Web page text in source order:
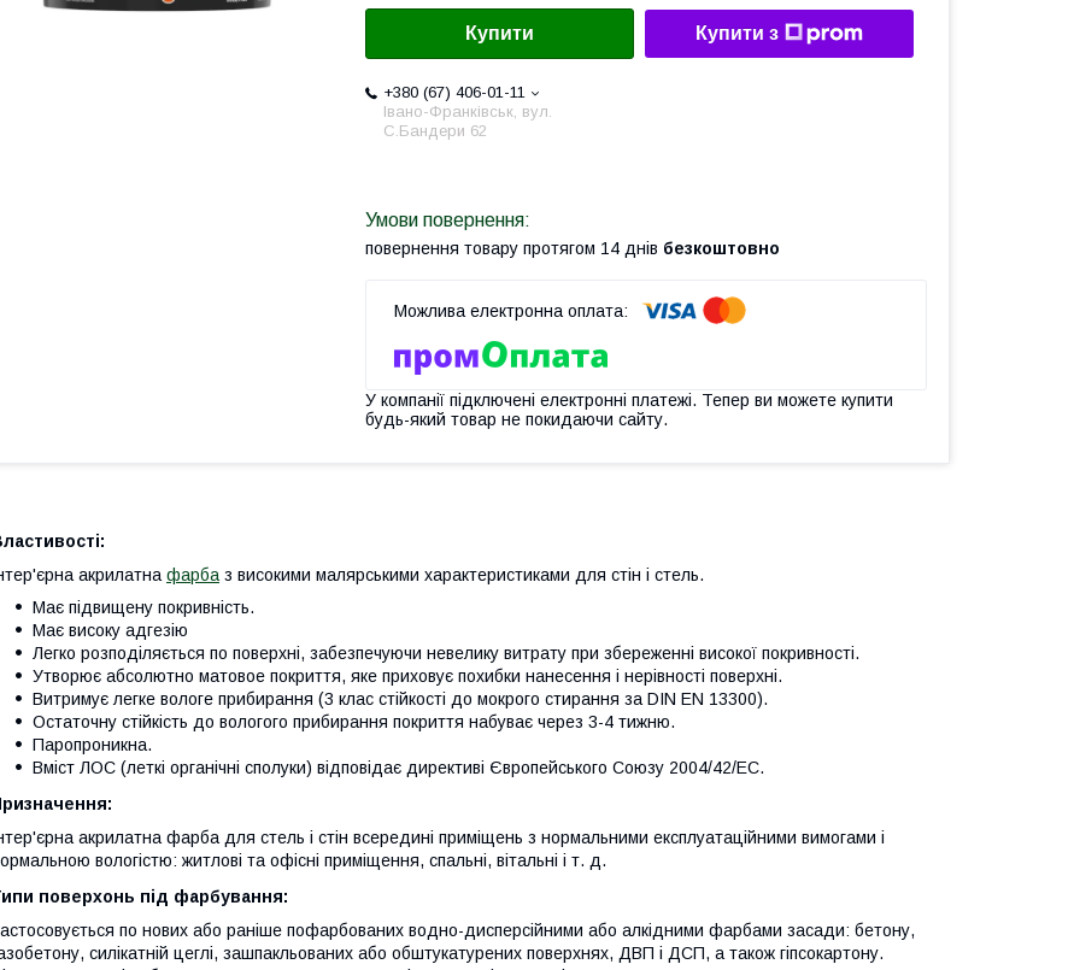
Купити Купити з
+380 (67) 406-01-11
Івано-Франківськ, вул.
С.Бандери 62
повернення товару протягом 14 днів безкоштовно
У компанії підключені електронні платежі. Тепер ви можете купити
будь-який товар не покидаючи сайту.
акрилатна фарба з високими малярськими характеристиками для стін і стель.
Має підвищену покривність.
Має високу адгезію
Легко розподіляється по поверхні, забезпечуючи невелику витрату при збереженні високої покривності.
Утворює абсолютно матовое покриття, яке приховує похибки нанесення і нерівності поверхні.
Витримує легке вологе прибирання (3 клас стійкості до мокрого стирання за DIN EN 13300).
Остаточну стійкість до вологого прибирання покриття набуває через 3-4 тижню.
Паропроникна.
Вміст ЛОС (леткі органічні сполуки) відповідає директиві Європейського Союзу 2004/42/EC.
акрилатна фарба для стель і стін всередині приміщень з нормальними експлуатаційними вимогами і
вологістю: житлові та офісні приміщення, спальні, вітальні і т. д.
поверхонь під фарбування:
по нових або раніше пофарбованих водно-дисперсійними або алкідними фарбами засади: бетону,
силікатній цеглі, зашпакльованих або обштукатурених поверхнях, ДВП і ДСП, а також гіпсокартону.